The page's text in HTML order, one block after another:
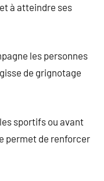
à atteindre ses
les personnes
de grignotage
sportifs ou avant
permet de renforcer